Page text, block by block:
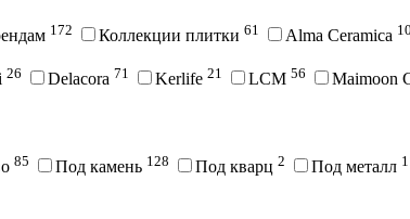
172 Коллекции плитки 61 Alma Ceramica
26 Delacora 71 Kerlife 21 LCM 56 Maimoon
85 Под камень 128 Под кварц 2 Под металл